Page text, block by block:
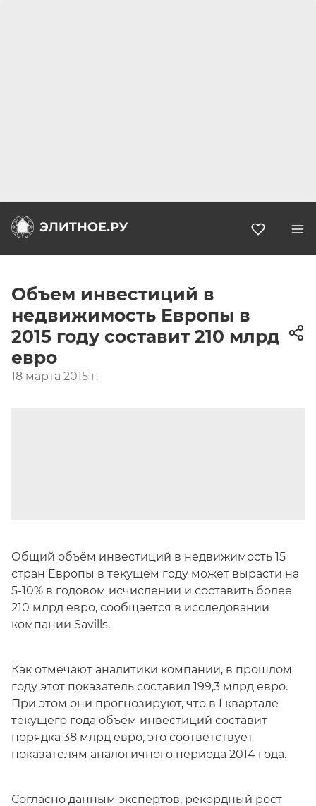
Объем инвестиций в
недвижимость Европы в
2015 году составит 210 млрд
евро
18 марта 2015 г.
Общий объём инвестиций в недвижимость 15
стран Европы в текущем году может вырасти на
5-10% в годовом исчислении и составить более
210 млрд евро, сообщается в исследовании
компании Savills.
Как отмечают аналитики компании, в прошлом
году этот показатель составил 199,3 млрд евро.
При этом они прогнозируют, что в I квартале
текущего года объём инвестиций составит
порядка 38 млрд евро, это соответствует
показателям аналогичного периода 2014 года.
Согласно данным экспертов, рекордный рост